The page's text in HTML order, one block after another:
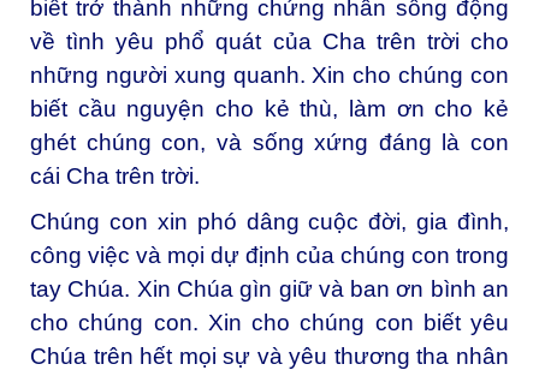
biết trở thành những chứng nhân sống động
về tình yêu phổ quát của Cha trên trời cho
những người xung quanh. Xin cho chúng con
biết cầu nguyện cho kẻ thù, làm ơn cho kẻ
ghét chúng con, và sống xứng đáng là con
cái Cha trên trời.
Chúng con xin phó dâng cuộc đời, gia đình,
công việc và mọi dự định của chúng con trong
tay Chúa. Xin Chúa gìn giữ và ban ơn bình an
cho chúng con. Xin cho chúng con biết yêu
Chúa trên hết mọi sự và yêu thương tha nhân